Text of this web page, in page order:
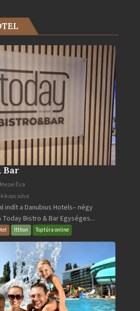
Bar
Éva
kikapcsolva
indít a Danubius Hotels– négy
Bistro & Bar Egységes...
Itthon Toptúra online